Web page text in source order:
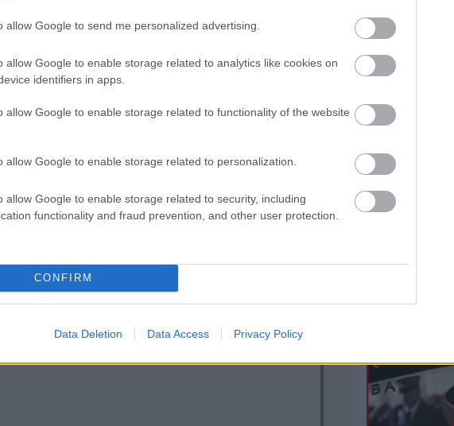
allow Google to send me personalized advertising.
allow Google to enable storage related to analytics like cookies on
identifiers in apps.
allow Google to enable storage related to functionality of the website
allow Google to enable storage related to personalization.
allow Google to enable storage related to security, including
functionality and fraud prevention, and other user protection.
CONFIRM
Data Deletion Data Access Privacy Policy